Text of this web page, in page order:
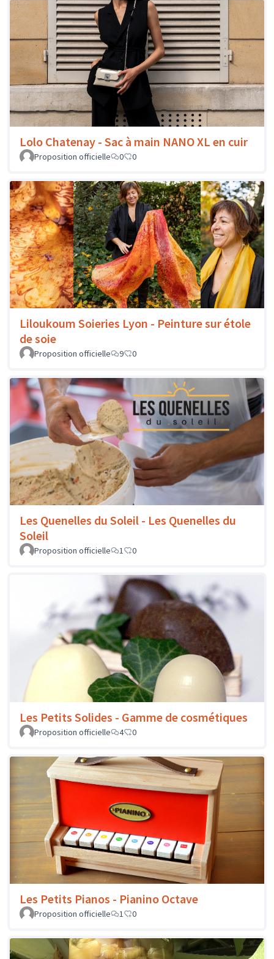
Lolo Chatenay - Sac à main NANO XL en cuir
Proposition officielle 0 0
Liloukoum Soieries Lyon - Peinture sur étole
de soie
Proposition officielle 9 0
Les Quenelles du Soleil - Les Quenelles du
Soleil
Proposition officielle 1 0
Les Petits Solides - Gamme de cosmétiques
Proposition officielle 4 0
Les Petits Pianos - Pianino Octave
Proposition officielle 1 0